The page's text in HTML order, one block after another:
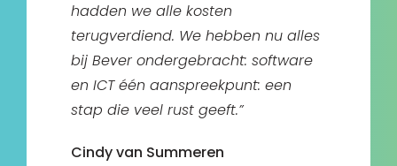
hadden we alle kosten
terugverdiend. We hebben nu alles
bij Bever ondergebracht: software
en ICT één aanspreekpunt: een
stap die veel rust geeft.”
Cindy van Summeren